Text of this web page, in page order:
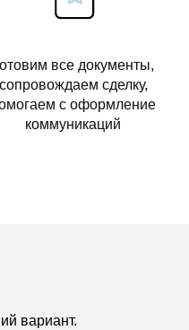
все документы,
сделку,
с оформление
коммуникаций
вариант.